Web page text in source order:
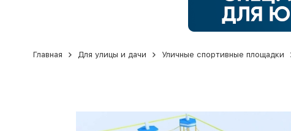
Главная Для улицы и дачи Уличные спортивные площадки